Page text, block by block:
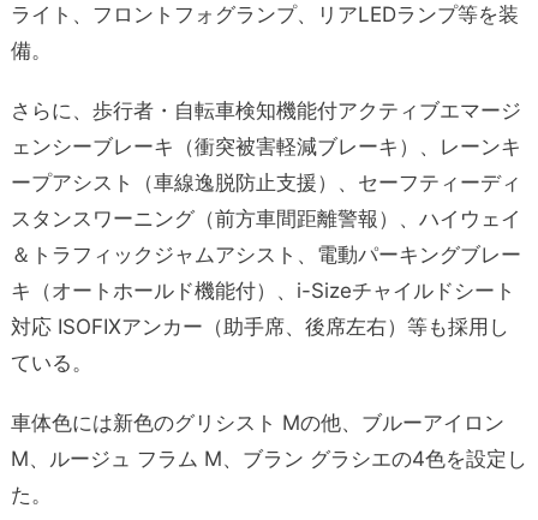
ライト、フロントフォグランプ、リアLEDランプ等を装
備。
さらに、歩行者・自転車検知機能付アクティブエマージ
ェンシーブレーキ（衝突被害軽減ブレーキ）、レーンキ
ープアシスト（車線逸脱防止支援）、セーフティーディ
スタンスワーニング（前方車間距離警報）、ハイウェイ
＆トラフィックジャムアシスト、電動パーキングブレー
キ（オートホールド機能付）、i-Sizeチャイルドシート
対応 ISOFIXアンカー（助手席、後席左右）等も採用し
ている。
車体色には新色のグリシスト Mの他、ブルーアイロン
M、ルージュ フラム M、ブラン グラシエの4色を設定し
た。